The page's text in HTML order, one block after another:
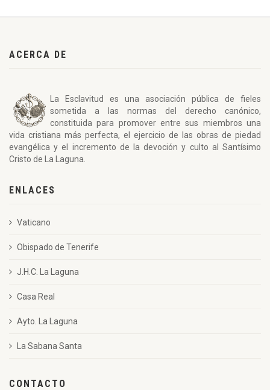
ACERCA DE
La Esclavitud es una asociación pública de fieles
sometida a las normas del derecho canónico,
constituida para promover entre sus miembros una
vida cristiana más perfecta, el ejercicio de las obras de piedad
evangélica y el incremento de la devoción y culto al Santísimo
Cristo de La Laguna.
ENLACES
Vaticano
Obispado de Tenerife
J.H.C. La Laguna
Casa Real
Ayto. La Laguna
La Sabana Santa
CONTACTO